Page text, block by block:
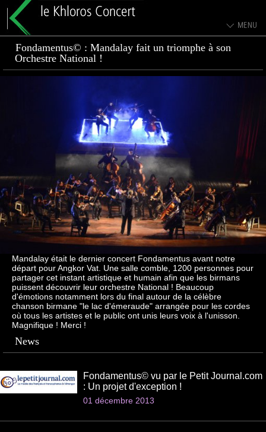
Fondamentus© : Mandalay fait un triomphe à son
Orchestre National !
Mandalay était le dernier concert Fondamentus avant notre
départ pour Angkor Vat. Une salle comble, 1200 personnes pour
partager cet instant artistique et humain afin que les birmans
puissent découvrir leur orchestre National ! Beaucoup
d'émotions notamment lors du final autour de la célèbre
chanson birmane "le lac d'émeraude" arrangée pour les cordes
où tous les artistes et le public ont unis leurs voix à l'unisson.
Magnifique ! Merci !
News
Fondamentus© vu par le Petit Journal.com
: Un projet d'exception !
01 décembre 2013